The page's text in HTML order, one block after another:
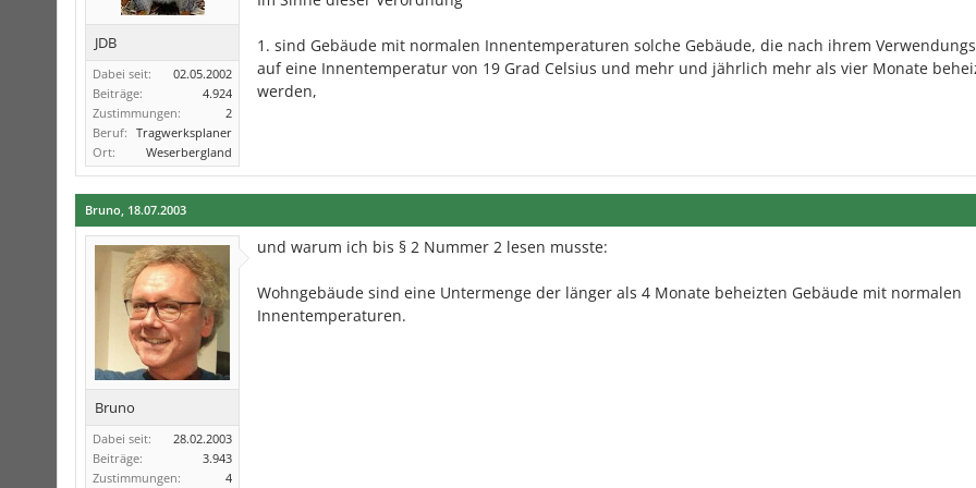
JDB
Dabei seit:
02.05.2002
Beiträge:
4.924
Zustimmungen:
2
Beruf: Tragwerksplaner
Ort:
Weserbergland
1. sind Gebäude mit normalen Innentemperaturen solche Gebäude, die nach ihrem
auf eine Innentemperatur von 19 Grad Celsius und mehr und jährlich mehr als vier Monate
werden,
Bruno 18.07.2003
Bruno
Dabei seit:
28.02.2003
Beiträge:
3.943
Zustimmungen:
4
und warum ich bis § 2 Nummer 2 lesen musste:
Wohngebäude sind eine Untermenge der länger als 4 Monate beheizten Gebäude mit normalen
Innentemperaturen.